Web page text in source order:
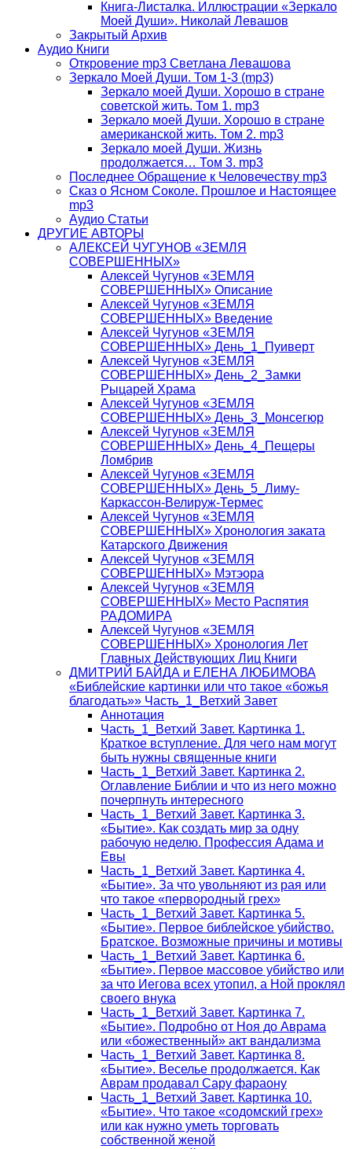
Книга-Листалка. Иллюстрации «Зеркало
Моей Души». Николай Левашов
Закрытый Архив
Аудио Книги
Откровение mp3 Светлана Левашова
Зеркало Моей Души. Том 1-3 (mp3)
Зеркало моей Души. Хорошо в стране
советской жить. Том 1. mp3
Зеркало моей Души. Хорошо в стране
американской жить. Том 2. mp3
Зеркало моей Души. Жизнь
продолжается… Том 3. mp3
Последнее Обращение к Человечеству mp3
Сказ о Ясном Соколе. Прошлое и Настоящее
mp3
Аудио Статьи
ДРУГИЕ АВТОРЫ
АЛЕКСЕЙ ЧУГУНОВ «ЗЕМЛЯ
СОВЕРШЕННЫХ»
Алексей Чугунов «ЗЕМЛЯ
СОВЕРШЕННЫХ» Описание
Алексей Чугунов «ЗЕМЛЯ
СОВЕРШЕННЫХ» Введение
Алексей Чугунов «ЗЕМЛЯ
СОВЕРШЕННЫХ» День_1_Пуиверт
Алексей Чугунов «ЗЕМЛЯ
СОВЕРШЕННЫХ» День_2_Замки
Рыцарей Храма
Алексей Чугунов «ЗЕМЛЯ
СОВЕРШЕННЫХ» День_3_Монсегюр
Алексей Чугунов «ЗЕМЛЯ
СОВЕРШЕННЫХ» День_4_Пещеры
Ломбрив
Алексей Чугунов «ЗЕМЛЯ
СОВЕРШЕННЫХ» День_5_Лиму-
Каркассон-Велируж-Термес
Алексей Чугунов «ЗЕМЛЯ
СОВЕРШЕННЫХ» Хронология заката
Катарского Движения
Алексей Чугунов «ЗЕМЛЯ
СОВЕРШЕННЫХ» Мэтэора
Алексей Чугунов «ЗЕМЛЯ
СОВЕРШЕННЫХ» Место Распятия
РАДОМИРА
Алексей Чугунов «ЗЕМЛЯ
СОВЕРШЕННЫХ» Хронология Лет
Главных Действующих Лиц Книги
ДМИТРИЙ БАЙДА и ЕЛЕНА ЛЮБИМОВА
«Библейские картинки или что такое «божья
благодать»» Часть_1_Ветхий Завет
Аннотация
Часть_1_Ветхий Завет. Картинка 1.
Краткое вступление. Для чего нам могут
быть нужны священные книги
Часть_1_Ветхий Завет. Картинка 2.
Оглавление Библии и что из него можно
почерпнуть интересного
Часть_1_Ветхий Завет. Картинка 3.
«Бытие». Как создать мир за одну
рабочую неделю. Профессия Адама и
Евы
Часть_1_Ветхий Завет. Картинка 4.
«Бытие». За что увольняют из рая или
что такое «первородный грех»
Часть_1_Ветхий Завет. Картинка 5.
«Бытие». Первое библейское убийство.
Братское. Возможные причины и мотивы
Часть_1_Ветхий Завет. Картинка 6.
«Бытие». Первое массовое убийство или
за что Иегова всех утопил, а Ной проклял
своего внука
Часть_1_Ветхий Завет. Картинка 7.
«Бытие». Подробно от Ноя до Аврама
или «божественный» акт вандализма
Часть_1_Ветхий Завет. Картинка 8.
«Бытие». Веселье продолжается. Как
Аврам продавал Сару фараону
Часть_1_Ветхий Завет. Картинка 10.
«Бытие». Что такое «содомский грех»
или как нужно уметь торговать
собственной женой